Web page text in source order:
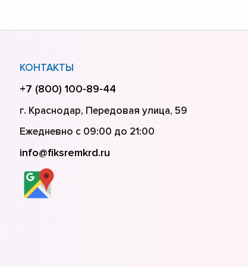
КОНТАКТЫ
+7 (800) 100-89-44
г. Краснодар, Передовая улица, 59
Ежедневно с 09:00 до 21:00
info@fiksremkrd.ru